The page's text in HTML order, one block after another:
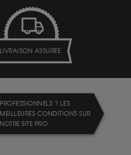
LIVRAISON ASSURÉE
PROFESSIONNELS ? LES
MEILLEURES CONDITIONS SUR
NOTRE SITE PRO